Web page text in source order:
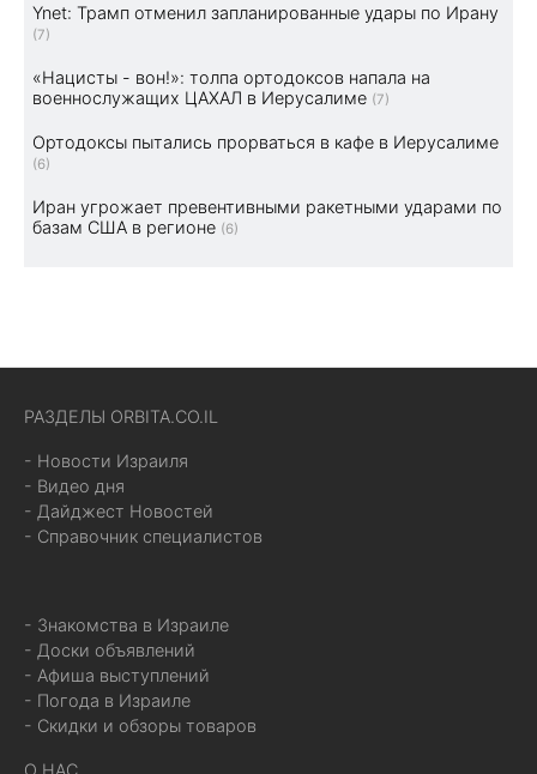
Ynet: Трамп отменил запланированные удары по Ирану
(7)
«Нацисты - вон!»: толпа ортодоксов напала на
военнослужащих ЦАХАЛ в Иерусалиме (7)
Ортодоксы пытались прорваться в кафе в Иерусалиме
(6)
Иран угрожает превентивными ракетными ударами по
базам США в регионе (6)
РАЗДЕЛЫ ORBITA.CO.IL
- Новости Израиля
- Видео дня
- Дайджест Новостей
- Справочник специалистов
- Знакомства в Израиле
- Доски объявлений
- Афиша выступлений
- Погода в Израиле
- Скидки и обзоры товаров
О НАС